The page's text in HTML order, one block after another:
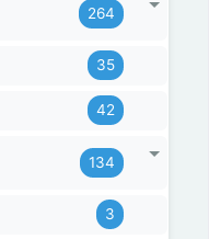
264
35
42
134
3